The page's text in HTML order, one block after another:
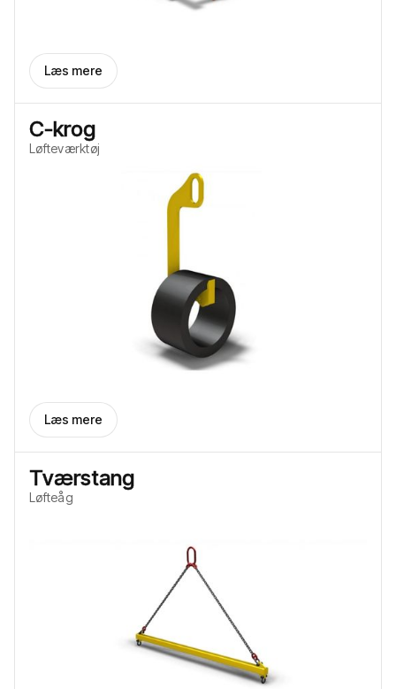
Læs mere
C-krog
Løfteværktøj
Læs mere
Tværstang
Løfteåg